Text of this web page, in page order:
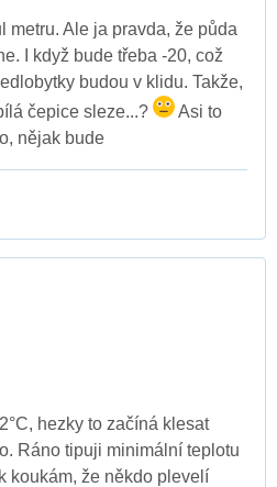
metru. Ale ja pravda, že půda
I když bude třeba -20, což
budou v klidu. Takže,
čepice sleze...?
Asi to
nějak bude
hezky to začíná klesat
Ráno tipuji minimální teplotu
koukám, že někdo plevelí